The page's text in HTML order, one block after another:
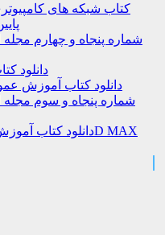
کتاب شبکه های
شماره پنجاه و چهارم
دانلود
دانلود کتاب آموزش
شماره پنجاه و سوم
دانلود کتاب آموزش نرم افزار سه بعدی سازی 3D MAX